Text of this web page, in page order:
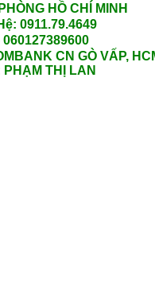
HỒ CHÍ MINH
0911.79.4649
060127389600
CN GÒ VẤP,
PHẠM THỊ LAN